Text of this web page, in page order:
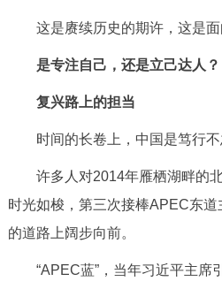
这是赓续历史的期许，这是面
是专注自己，还是立己达人？
复兴路上的担当
时间的长卷上，中国是笃行不
许多人对2014年雁栖湖畔的
时光如梭，第三次接棒APEC东
的道路上阔步向前。
“APEC蓝”，当年习近平主席